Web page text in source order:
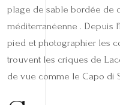
plage de sable bordée de
méditerranéenne . Depuis
pied et photographier les
trouvent les criques de
de vue comme le Capo di